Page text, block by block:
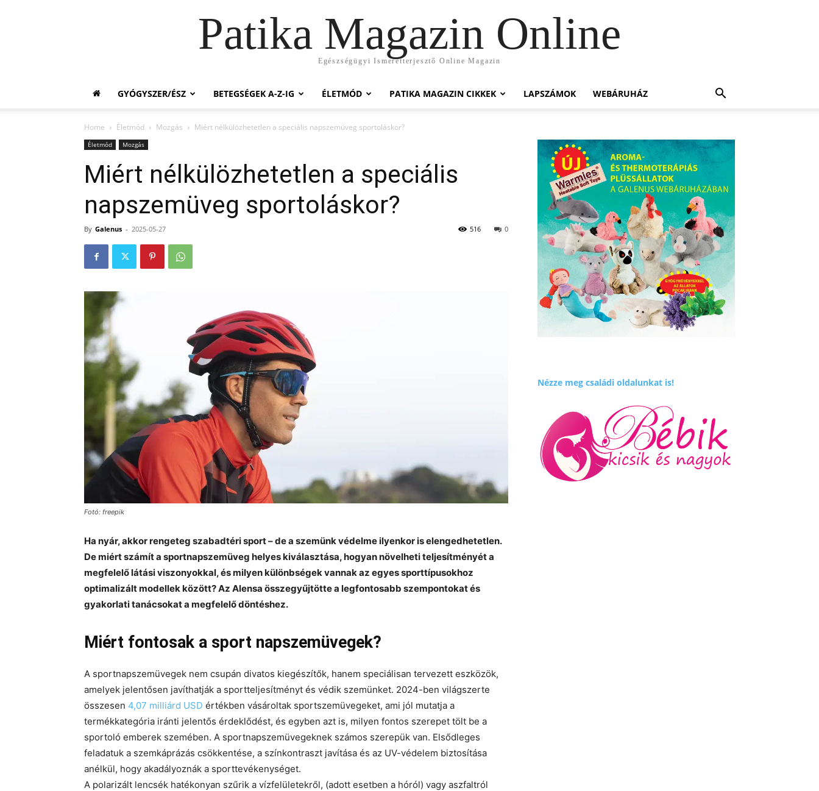
Patika Magazin Online
Egészségügyi Ismeretterjesztő Online Magazin
GYÓGYSZER/ÉSZ BETEGSÉGEK A-Z-IG ÉLETMÓD PATIKA MAGAZIN CIKKEK LAPSZÁMOK WEBÁRUHÁZ
Home Életmód Mozgás Miért nélkülözhetetlen a speciális napszemüveg sportoláskor?
Életmód Mozgás
Miért nélkülözhetetlen a speciális
napszemüveg sportoláskor?
By Galenus - 2025-05-27 0
516
Fotó: freepik
Ha nyár, akkor rengeteg szabadtéri sport – de a szemünk védelme ilyenkor is elengedhetetlen.
De miért számít a sportnapszemüveg helyes kiválasztása, hogyan növelheti teljesítményét a
megfelelő látási viszonyokkal, és milyen különbségek vannak az egyes sporttípusokhoz
optimalizált modellek között? Az Alensa összegyűjtötte a legfontosabb szempontokat és
gyakorlati tanácsokat a megfelelő döntéshez.
Miért fontosak a sport napszemüvegek?
A sportnapszemüvegek nem csupán divatos kiegészítők, hanem speciálisan tervezett eszközök,
amelyek jelentősen javíthatják a sportteljesítményt és védik szemünket. 2024-ben világszerte
összesen 4,07 milliárd USD értékben vásároltak sportszemüvegeket, ami jól mutatja a
termékkategória iránti jelentős érdeklődést, és egyben azt is, milyen fontos szerepet tölt be a
sportoló emberek szemében. A sportnapszemüvegeknek számos szerepük van. Elsődleges
feladatuk a szemkáprázás csökkentése, a színkontraszt javítása és az UV-védelem biztosítása
anélkül, hogy akadályoznák a sporttevékenységet.
A polarizált lencsék hatékonyan szűrik a vízfelületekről, (adott esetben a hóról) vagy aszfaltról
Nézze meg családi oldalunkat is!